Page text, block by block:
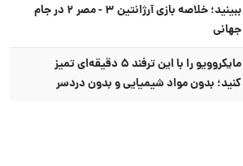
ببینید؛ خلاصه بازی آرژانتین ۳ - مصر ۲ در جام
جهانی
مایکروویو را با این ترفند ۵ دقیقه‌ای تمیز
کنید؛ بدون مواد شیمیایی و بدون دردسر